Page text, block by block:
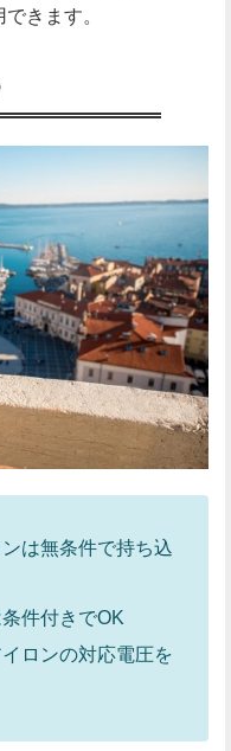
きます。
は無条件で持ち込
件付きでOK
ロンの対応電圧を